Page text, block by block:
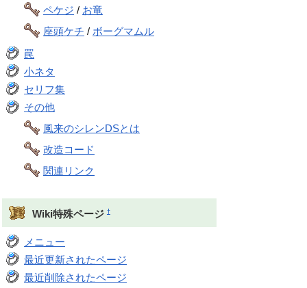
ペケジ / お竜
座頭ケチ / ボーグマムル
罠
小ネタ
セリフ集
その他
風来のシレンDSとは
改造コード
関連リンク
Wiki特殊ページ †
メニュー
最近更新されたページ
最近削除されたページ